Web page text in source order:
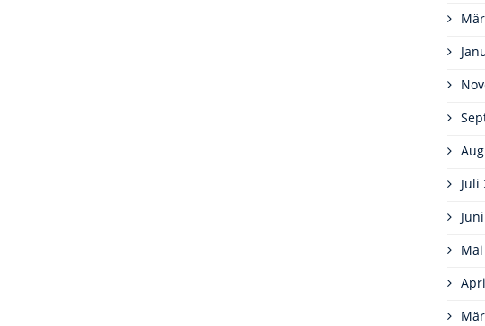
Juli
Mai